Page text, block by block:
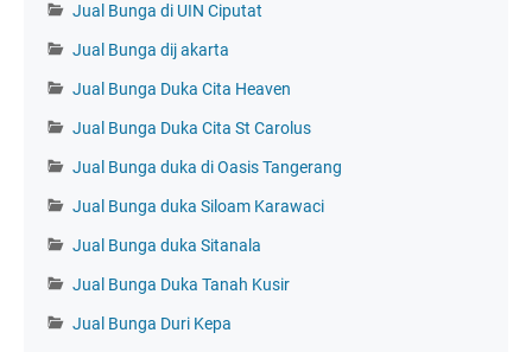
Jual Bunga di UIN Ciputat
Jual Bunga dij akarta
Jual Bunga Duka Cita Heaven
Jual Bunga Duka Cita St Carolus
Jual Bunga duka di Oasis Tangerang
Jual Bunga duka Siloam Karawaci
Jual Bunga duka Sitanala
Jual Bunga Duka Tanah Kusir
Jual Bunga Duri Kepa